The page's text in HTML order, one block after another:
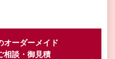
オーダーメイド
相談・御見積